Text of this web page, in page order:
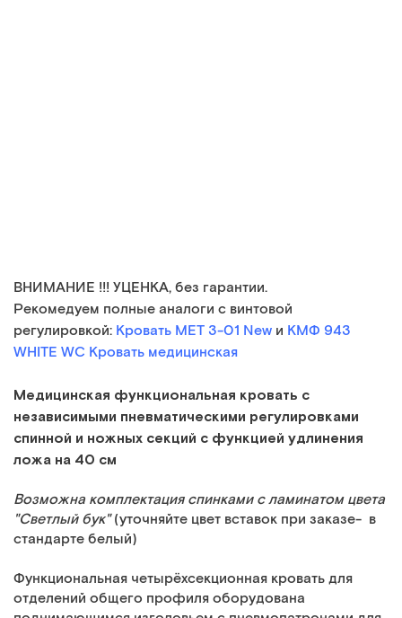
ВНИМАНИЕ !!! УЦЕНКА, без гарантии.
Рекомедуем полные аналоги с винтовой
регулировкой: Кровать МЕТ 3-01 New и КМФ 943
WHITE WC Кровать медицинская
Медицинская функциональная кровать с
независимыми пневматическими регулировками
спинной и ножных секций с функцией удлинения
ложа на 40 см
Возможна комплектация спинками с ламинатом цвета
"Светлый бук"(уточняйте цвет вставок при заказе- в
стандарте белый)
Функциональная четырёхсекционная кровать для
отделений общего профиля оборудована